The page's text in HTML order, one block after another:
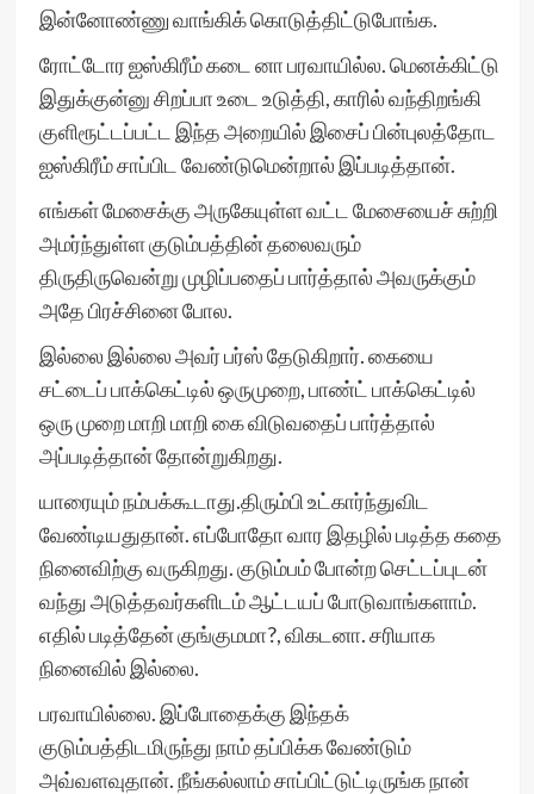
இன்னோண்ணு வாங்கிக் கொடுத்திட்டுபோங்க.
ரோட்டோர ஐஸ்கிரீம் கடை னா பரவாயில்ல. மெனக்கிட்டு
இதுக்குன்னு சிறப்பா உடை உடுத்தி, காரில் வந்திறங்கி
குளிரூட்டப்பட்ட இந்த அறையில் இசைப் பின்புலத்தோட
ஐஸ்கிரீம் சாப்பிட வேண்டுமென்றால் இப்படித்தான்.
எங்கள் மேசைக்கு அருகேயுள்ள வட்ட மேசையைச் சுற்றி
அமர்ந்துள்ள குடும்பத்தின் தலைவரும்
திருதிருவென்று முழிப்பதைப் பார்த்தால் அவருக்கும்
அதே பிரச்சினை போல.
இல்லை இல்லை அவர் பர்ஸ் தேடுகிறார். கையை
சட்டைப் பாக்கெட்டில் ஒருமுறை, பாண்ட் பாக்கெட்டில்
ஒரு முறை மாறி மாறி கை விடுவதைப் பார்த்தால்
அப்படித்தான் தோன்றுகிறது.
யாரையும் நம்பக்கூடாது.திரும்பி உட்கார்ந்துவிட
வேண்டியதுதான். எப்போதோ வார இதழில் படித்த கதை
நினைவிற்கு வருகிறது. குடும்பம் போன்ற செட்டப்புடன்
வந்து அடுத்தவர்களிடம் ஆட்டயப் போடுவாங்களாம்.
எதில் படித்தேன் குங்குமமா?, விகடனா. சரியாக
நினைவில் இல்லை.
பரவாயில்லை. இப்போதைக்கு இந்தக்
குடும்பத்திடமிருந்து நாம் தப்பிக்க வேண்டும்
அவ்வளவுதான். நீங்கல்லாம் சாப்பிட்டுட்டிருங்க நான்